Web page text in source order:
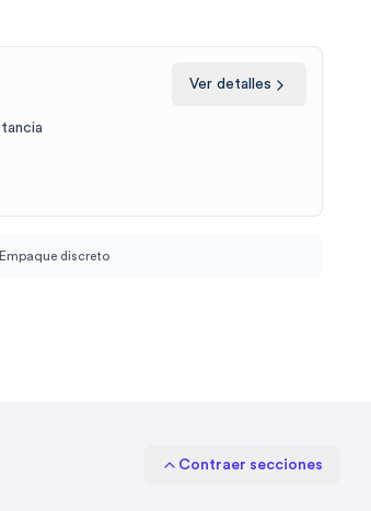
Ver detalles
Empaque discreto
Contraer secciones